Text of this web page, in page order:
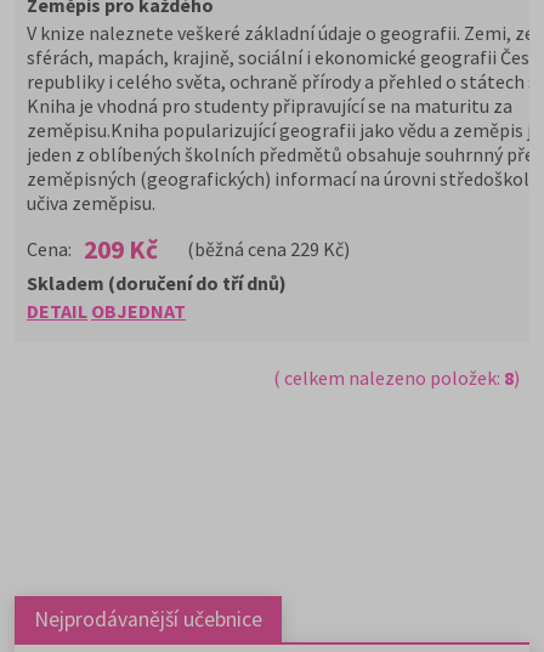
V knize naleznete veškeré základní údaje o geografii. Zemi,
sférách, mapách, krajině, sociální i ekonomické geografii
republiky i celého světa, ochraně přírody a přehled o státech
Kniha je vhodná pro studenty připravující se na maturitu za
zeměpisu.Kniha popularizující geografii jako vědu a zeměpis
jeden z oblíbených školních předmětů obsahuje souhrnný
zeměpisných (geografických) informací na úrovni
učiva zeměpisu.
Cena: 209 Kč (běžná cena 229 Kč)
DETAIL OBJEDNAT
Skladem (doručení do tří dnů)
( celkem nalezeno položek: 8)
Nejprodávanější učebnice